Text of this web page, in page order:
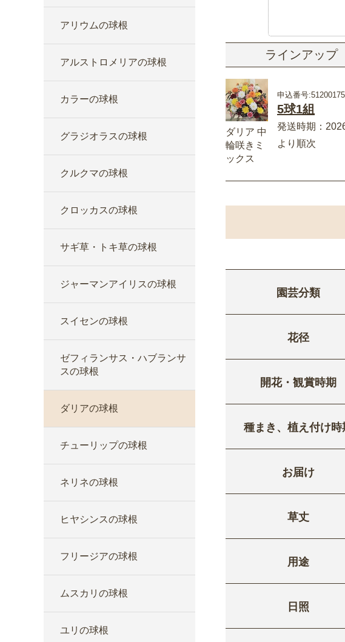
アリウムの球根
アルストロメリアの球根
カラーの球根
グラジオラスの球根
クルクマの球根
クロッカスの球根
サギ草・トキ草の球根
ジャーマンアイリスの球根
スイセンの球根
ゼフィランサス・ハブランサ
スの球根
ダリアの球根
チューリップの球根
ネリネの球根
ヒヤシンスの球根
フリージアの球根
ムスカリの球根
ユリの球根
ラインアップ
ダリア 中
輪咲きミ
ックス
申込番号:51200175
5球1組
発送時期：
より順次
園芸分類
花径
開花・観賞時期
種まき、植え付け時
お届け
草丈
用途
日照